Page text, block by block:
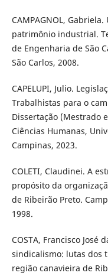
CAMPAGNOL,
patrimônio industrial.
de Engenharia de São
São Carlos, 2008.
CAPELUPI, Julio.
Trabalhistas para o
Dissertação (Mestrado
Ciências Humanas,
Campinas, 2023.
COLETI, Claudinei. A
propósito da
de Ribeirão Preto.
1998.
COSTA, Francisco
sindicalismo: lutas dos
região canavieira de